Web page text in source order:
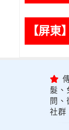
【屏東
髮、
問
社群